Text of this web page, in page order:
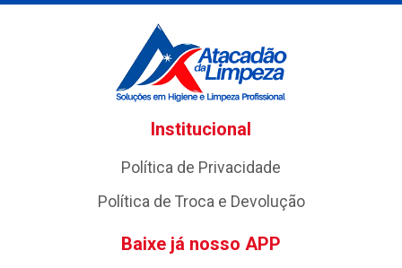
Institucional
Política de Privacidade
Política de Troca e Devolução
Baixe já nosso APP